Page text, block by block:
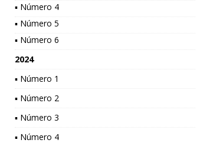
▪ Número 4
▪ Número 5
▪ Número 6
2024
▪ Número 1
▪ Número 2
▪ Número 3
▪ Número 4